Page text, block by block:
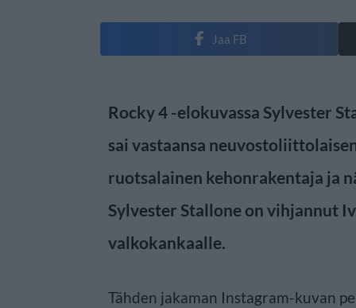
Jaa FB
Rocky 4 -elokuvassa Sylvester
sai vastaansa
ruotsalainen kehonrakentaja ja
Sylvester Stallone on vihjannut
valkokankaalle.
Tähden jakaman Instagram-kuvan